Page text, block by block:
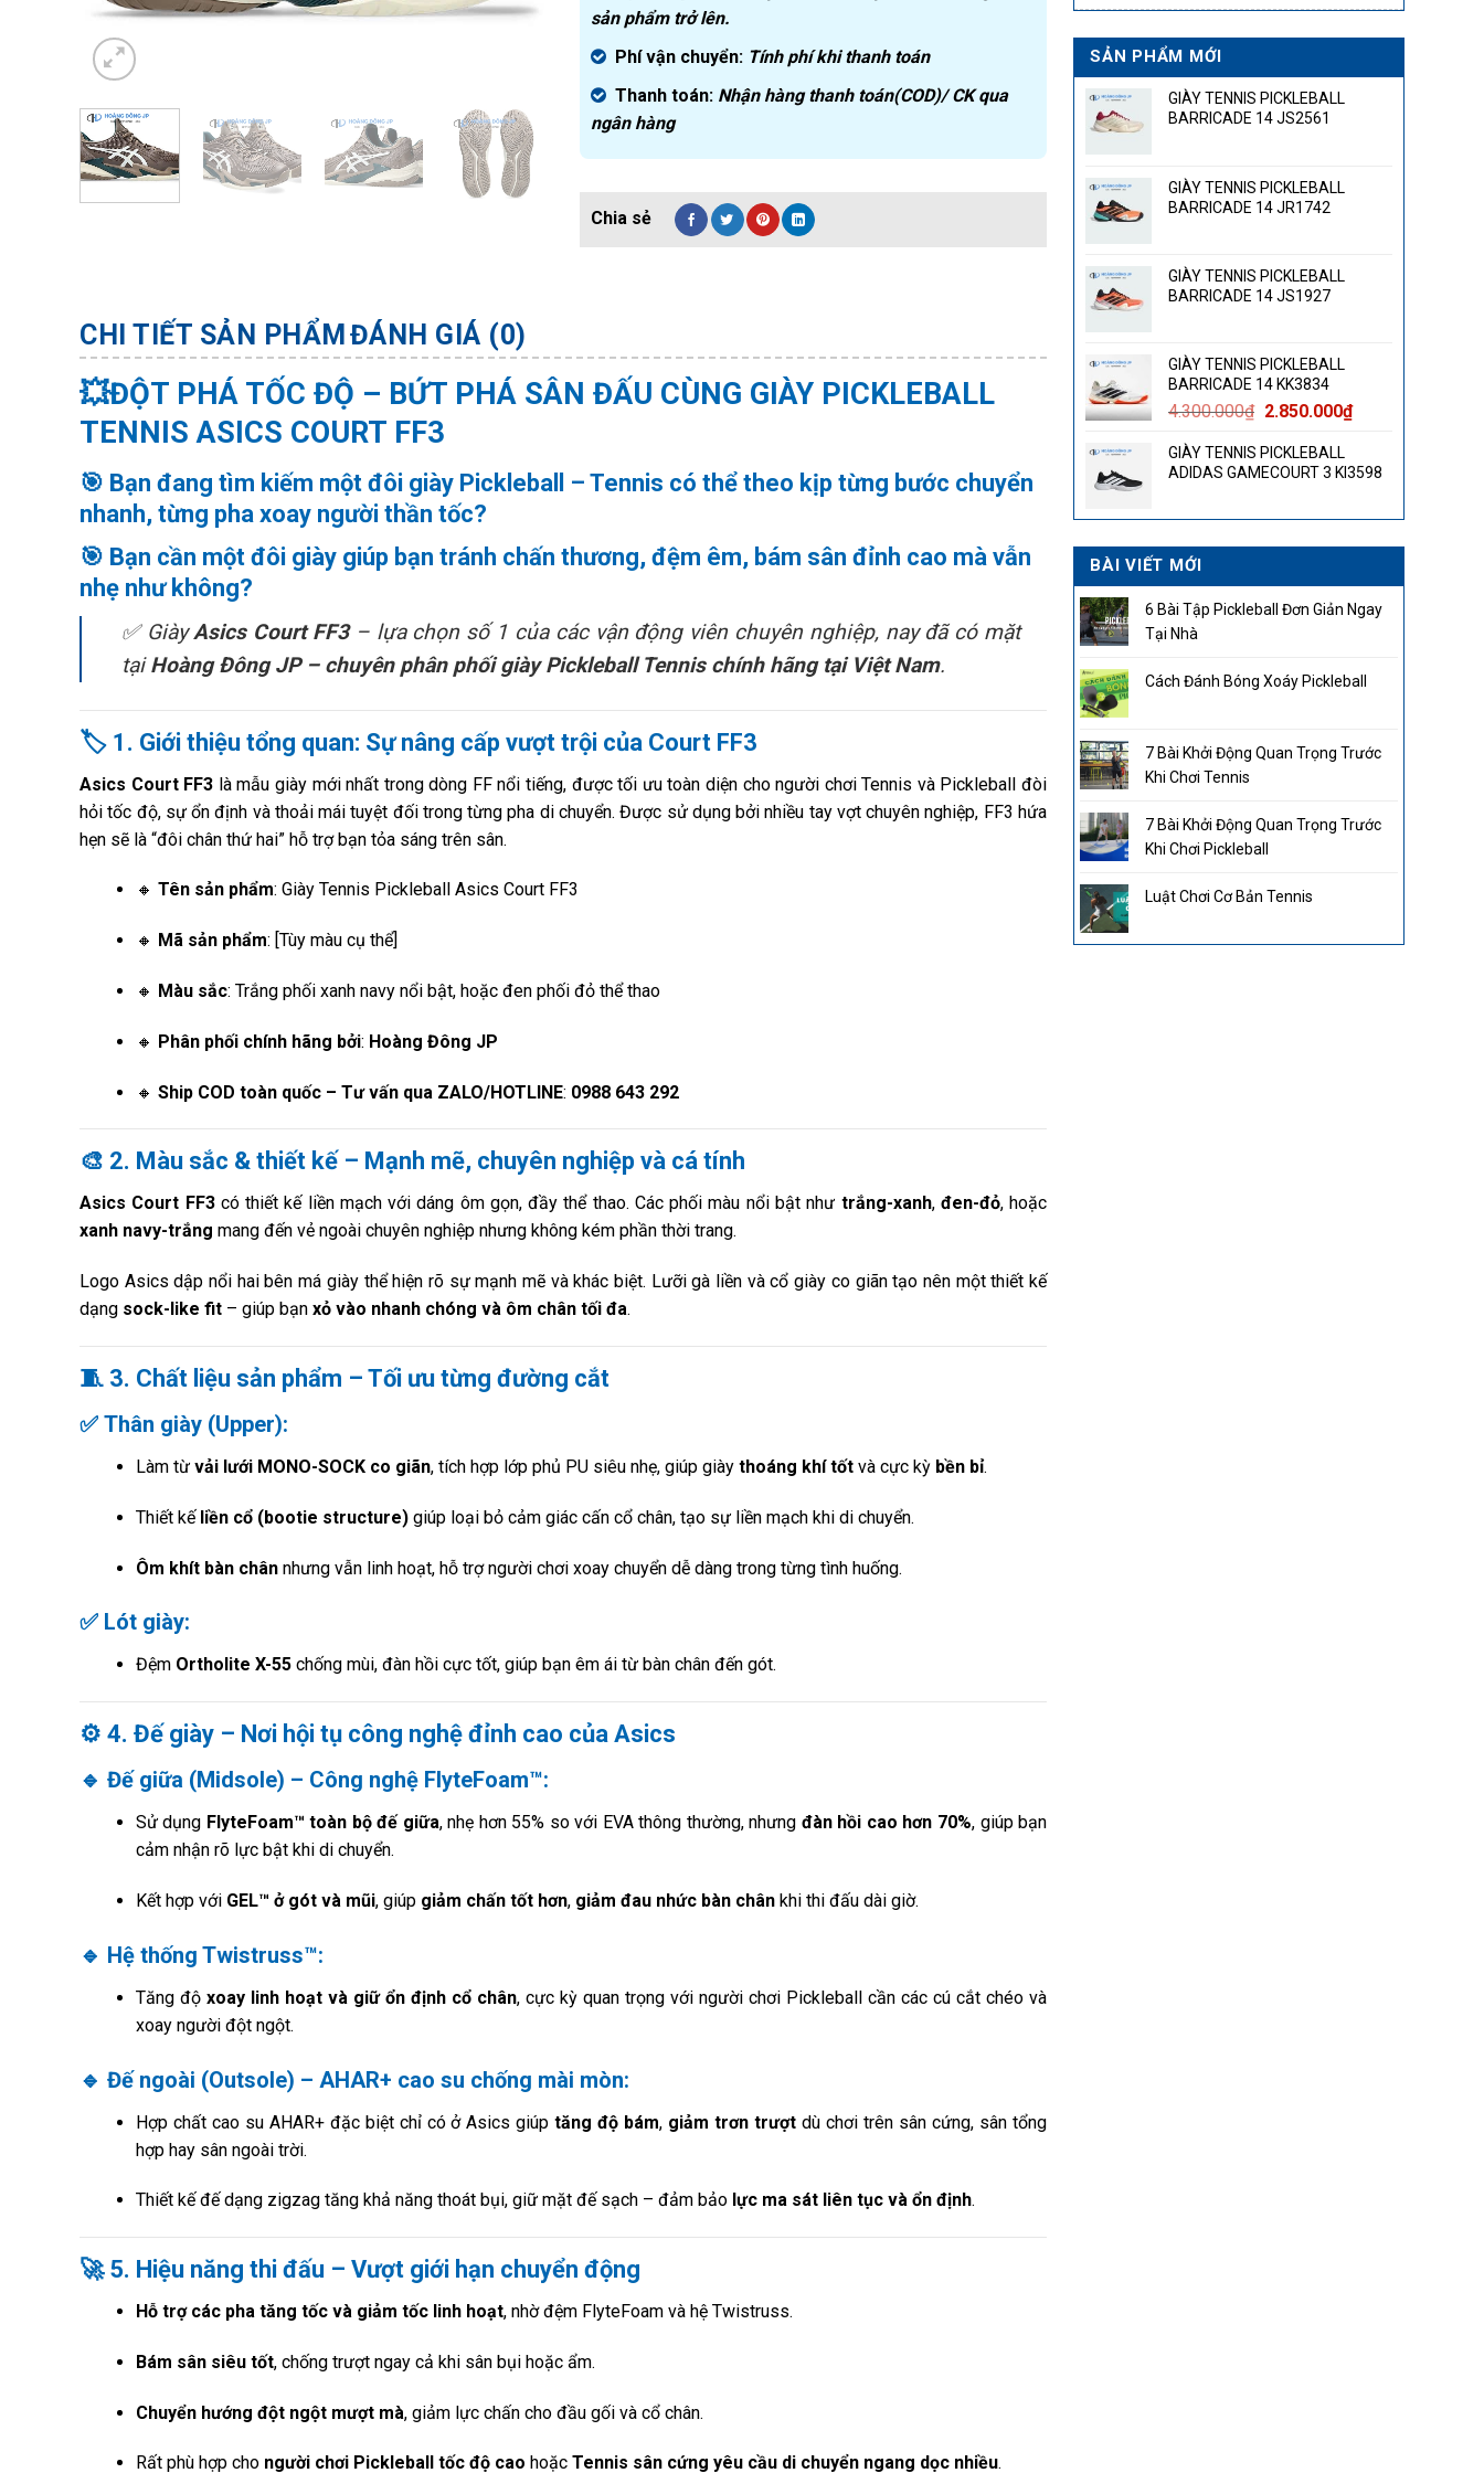
SẢN PHẨM MỚI
GIÀY TENNIS PICKLEBALL
BARRICADE 14 JS2561
GIÀY TENNIS PICKLEBALL
BARRICADE 14 JR1742
GIÀY TENNIS PICKLEBALL
BARRICADE 14 JS1927
GIÀY TENNIS PICKLEBALL
BARRICADE 14 KK3834
4.300.000₫ Giá
là:
4.300.000₫.
2.850.000₫Giá
là:
GIÀY TENNIS PICKLEBALL
ADIDAS GAMECOURT 3 KI3598
BÀI VIẾT MỚI
6 Bài Tập Pickleball Đơn Giản Ngay
Tại Nhà
Cách Đánh Bóng Xoáy Pickleball
7 Bài Khởi Động Quan Trọng Trước
Khi Chơi Tennis
7 Bài Khởi Động Quan Trọng Trước
Khi Chơi Pickleball
Luật Chơi Cơ Bản Tennis
sản phẩm trở lên.
Phí vận chuyển: Tính phí khi thanh toán
Thanh toán: Nhận hàng thanh toán(COD)/ CK qua
ngân hàng
CHI TIẾT SẢN PHẨM ĐÁNH GIÁ (0)
💥ĐỘT PHÁ TỐC ĐỘ – BỨT PHÁ SÂN ĐẤU CÙNG GIÀY PICKLEBALL
TENNIS ASICS COURT FF3
🎯 Bạn đang tìm kiếm một đôi giày Pickleball – Tennis có thể theo kịp từng bước chuyển
nhanh, từng pha xoay người thần tốc?
🎯 Bạn cần một đôi giày giúp bạn tránh chấn thương, đệm êm, bám sân đỉnh cao mà vẫn
nhẹ như không?
✅ GiàyAsics Court FF3– lựa chọn số 1 của các vận động viên chuyên nghiệp, nay đã có mặt
tạiHoàng Đông JP – chuyên phân phối giày Pickleball Tennis chính hãng tại Việt Nam.
🏷️ 1. Giới thiệu tổng quan: Sự nâng cấp vượt trội của Court FF3
Asics Court FF3 là mẫu giày mới nhất trong dòng FF nổi tiếng, được tối ưu toàn diện cho người chơi Tennis và Pickleball đòi
hỏi tốc độ, sự ổn định và thoải mái tuyệt đối trong từng pha di chuyển. Được sử dụng bởi nhiều tay vợt chuyên nghiệp, FF3 hứa
hẹn sẽ là “đôi chân thứ hai” hỗ trợ bạn tỏa sáng trên sân.
🔸 Tên sản phẩm: Giày Tennis Pickleball Asics Court FF3
🔸 Mã sản phẩm: [Tùy màu cụ thể]
🔸 Màu sắc: Trắng phối xanh navy nổi bật, hoặc đen phối đỏ thể thao
🔸 Phân phối chính hãng bởi: Hoàng Đông JP
🔸 Ship COD toàn quốc – Tư vấn qua ZALO/HOTLINE: 0988 643 292
🎨 2. Màu sắc & thiết kế – Mạnh mẽ, chuyên nghiệp và cá tính
Asics Court FF3có thiết kế liền mạch với dáng ôm gọn, đầy thể thao. Các phối màu nổi bật như trắng-xanh, đen-đỏ, hoặc
xanh navy-trắng mang đến vẻ ngoài chuyên nghiệp nhưng không kém phần thời trang.
Logo Asics dập nổi hai bên má giày thể hiện rõ sự mạnh mẽ và khác biệt. Lưỡi gà liền và cổ giày co giãn tạo nên một thiết kế
dạng sock-like fit – giúp bạn xỏ vào nhanh chóng và ôm chân tối đa.
🧵 3. Chất liệu sản phẩm – Tối ưu từng đường cắt
✅ Thân giày (Upper):
Làm từ vải lưới MONO-SOCK co giãn, tích hợp lớp phủ PU siêu nhẹ, giúp giày thoáng khí tốtvà cực kỳ bền bỉ.
Thiết kế liền cổ (bootie structure)giúp loại bỏ cảm giác cấn cổ chân, tạo sự liền mạch khi di chuyển.
Ôm khít bàn chânnhưng vẫn linh hoạt, hỗ trợ người chơi xoay chuyển dễ dàng trong từng tình huống.
✅ Lót giày:
Đệm Ortholite X-55chống mùi, đàn hồi cực tốt, giúp bạn êm ái từ bàn chân đến gót.
⚙️ 4. Đế giày – Nơi hội tụ công nghệ đỉnh cao của Asics
🔹 Đế giữa (Midsole) – Công nghệ FlyteFoam™:
Sử dụng FlyteFoam™ toàn bộ đế giữa, nhẹ hơn 55% so với EVA thông thường, nhưng đàn hồi cao hơn 70%, giúp bạn
cảm nhận rõ lực bật khi di chuyển.
Kết hợp với GEL™ ở gót và mũi, giúp giảm chấn tốt hơn, giảm đau nhức bàn chânkhi thi đấu dài giờ.
🔹 Hệ thống Twistruss™:
Tăng độ xoay linh hoạt và giữ ổn định cổ chân, cực kỳ quan trọng với người chơi Pickleball cần các cú cắt chéo và
xoay người đột ngột.
🔹 Đế ngoài (Outsole) – AHAR+ cao su chống mài mòn:
Hợp chất cao su AHAR+ đặc biệt chỉ có ở Asics giúptăng độ bám, giảm trơn trượt dù chơi trên sân cứng, sân tổng
hợp hay sân ngoài trời.
Thiết kế đế dạng zigzag tăng khả năng thoát bụi, giữ mặt đế sạch – đảm bảo lực ma sát liên tục và ổn định.
🚀 5. Hiệu năng thi đấu – Vượt giới hạn chuyển động
Hỗ trợ các pha tăng tốc và giảm tốc linh hoạt, nhờ đệm FlyteFoam và hệ Twistruss.
Bám sân siêu tốt, chống trượt ngay cả khi sân bụi hoặc ẩm.
Chuyển hướng đột ngột mượt mà, giảm lực chấn cho đầu gối và cổ chân.
Rất phù hợp cho người chơi Pickleball tốc độ cao hoặc Tennis sân cứng yêu cầu di chuyển ngang dọc nhiều.